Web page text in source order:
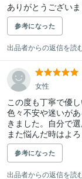
ありがとうございま
参考になった
出品者からの返信を読
女性
この度も丁寧で優
色々不安や迷いが
きました。自分で
また悩んだ時はよ
参考になった
出品者からの返信を読